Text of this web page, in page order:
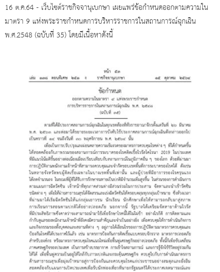
16 ต.ค.64 - เว็บไซต์ราชกิจจานุเบกษา เผยแพร่ข้อกำหนดออกตามความใน
มาตรา 9 แห่งพระราชกำหนดการบริหารราชการในสถานการณ์ฉุกเฉิน
พ.ศ.2548 (ฉบับที่ 35) โดยมีเนื้อหาดังนี้